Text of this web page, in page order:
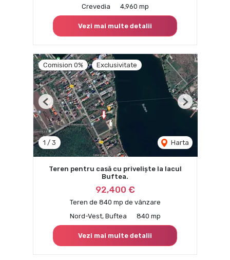
Crevedia
4,960 mp
Vezi mai multe detalii
Comision 0% Exclusivitate
1 / 3 Harta
Previous Next
Teren pentru casă cu priveliște la lacul
Buftea.
92,400 €
Teren de 840 mp de vânzare
Nord-Vest, Buftea
840 mp
Vezi mai multe detalii